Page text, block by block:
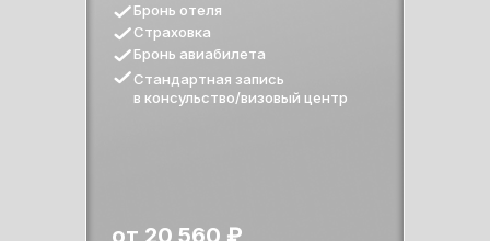
Бронь отеля
Страховка
Бронь авиабилета
Стандартная запись
в консульство/визовый центр